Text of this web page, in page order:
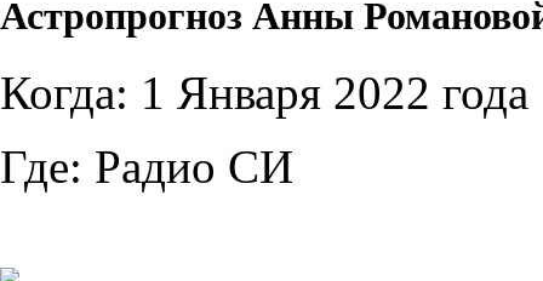
Астропрогноз Анны
Когда: 1 Января 2022 года
Где: Радио СИ